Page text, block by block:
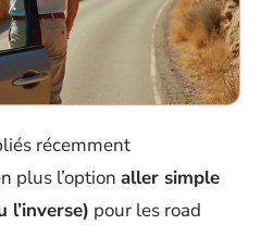
récemment
plus l’option aller simple
l’inverse) pour les road